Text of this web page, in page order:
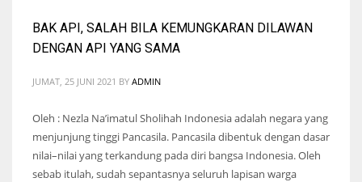
BAK API, SALAH BILA KEMUNGKARAN DILAWAN
DENGAN API YANG SAMA
JUMAT, 25 JUNI 2021 BY ADMIN
Oleh : Nezla Na’imatul Sholihah Indonesia adalah negara yang
menjunjung tinggi Pancasila. Pancasila dibentuk dengan dasar
nilai–nilai yang terkandung pada diri bangsa Indonesia. Oleh
sebab itulah, sudah sepantasnya seluruh lapisan warga